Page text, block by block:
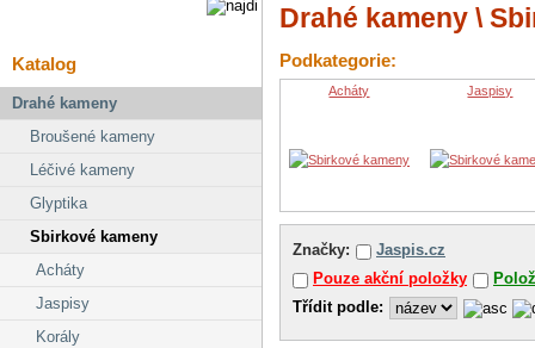
Katalog
Drahé kameny
Broušené kameny
Léčivé kameny
Glyptika
Sbirkové kameny
Acháty
Jaspisy
Korály
Drahé kameny \
Podkategorie:
Acháty Jaspisy
Značky:
Jaspis.cz
Pouze akční položky
Třídit podle: